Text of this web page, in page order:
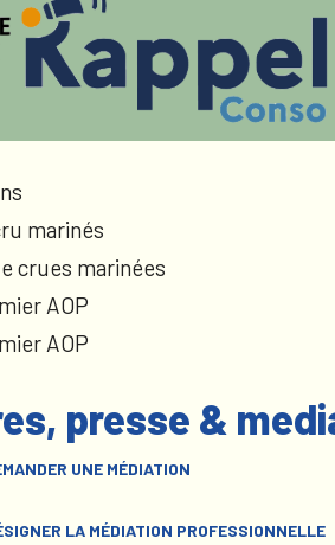
marinés
crues marinées
AOP
AOP
presse &
UNE MÉDIATION
LA MÉDIATION PROFESSIONNELLE